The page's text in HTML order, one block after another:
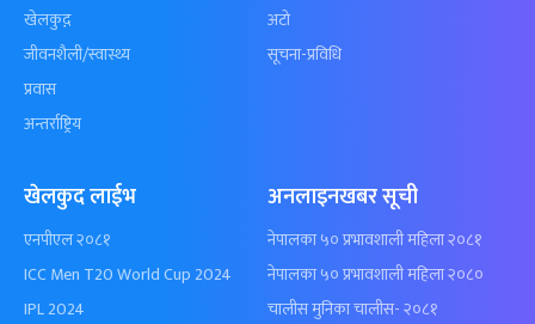
खेलकुद़़
जीवनशैली/स्वास्थ्य
प्रवास
अन्तर्राष्ट्रिय
अटो
सूचना-प्रविधि
खेलकुद लाईभ
एनपीएल २०८१
ICC Men T20 World Cup 2024
IPL 2024
अनलाइनखबर सूची
नेपालका ५० प्रभावशाली महिला २०८१
नेपालका ५० प्रभावशाली महिला २०८०
चालीस मुनिका चालीस- २०८१